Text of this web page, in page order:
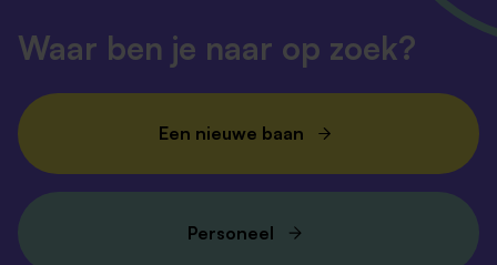
Waar ben je naar op zoek?
Een nieuwe baan
Personeel